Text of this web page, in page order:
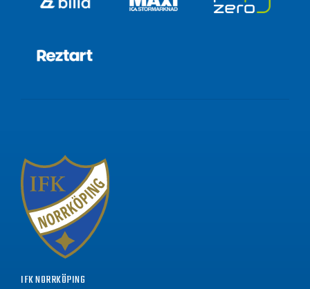
IFK NORRKÖPING